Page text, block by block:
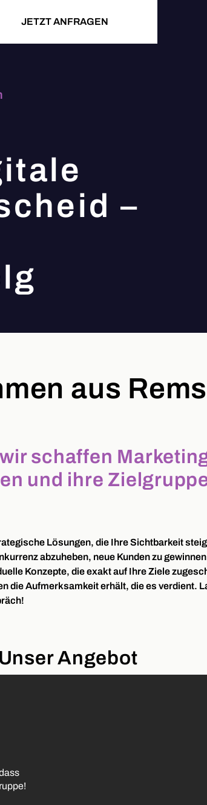
JETZT ANFRAGEN
–
aus
schaffen
und ihre
Lösungen, die Ihre Sichtbarkeit
abzuheben, neue Kunden zu
Konzepte, die exakt auf Ihre Ziele
die Aufmerksamkeit erhält, die es verdient.
Unser Angebot